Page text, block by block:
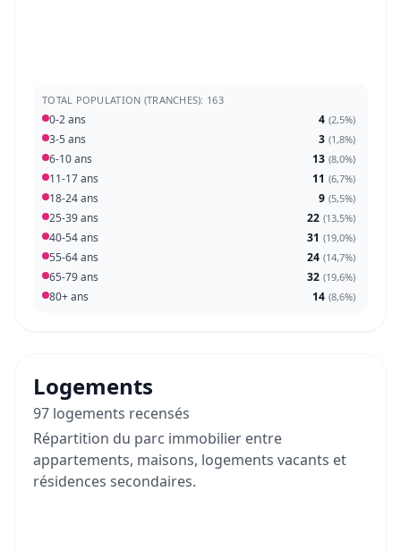
TOTAL POPULATION (TRANCHES): 163
0-2 ans 4 (2,5%)
3-5 ans 3 (1,8%)
6-10 ans 13 (8,0%)
11-17 ans 11 (6,7%)
18-24 ans 9 (5,5%)
25-39 ans 22 (13,5%)
40-54 ans 31 (19,0%)
55-64 ans 24 (14,7%)
65-79 ans 32 (19,6%)
80+ ans 14 (8,6%)
Logements
97 logements recensés
Répartition du parc immobilier entre
appartements, maisons, logements vacants et
résidences secondaires.